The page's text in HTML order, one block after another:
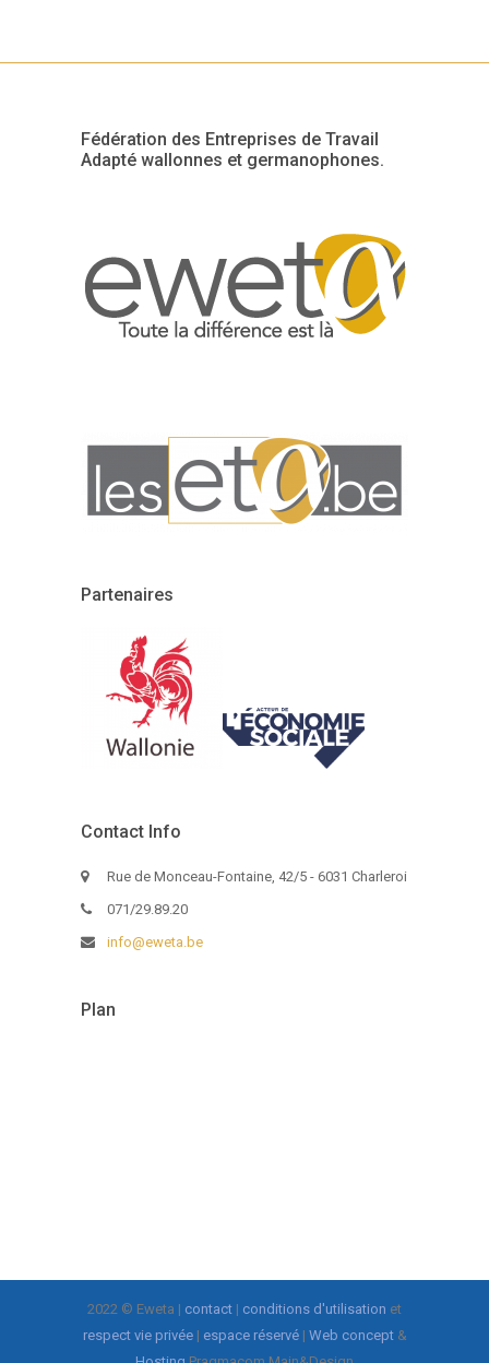
Fédération des Entreprises de Travail
Adapté wallonnes et germanophones.
Partenaires
Contact Info
Rue de Monceau-Fontaine, 42/5 - 6031 Charleroi
071/29.89.20
info@eweta.be
Plan
2022 © Eweta | contact | conditions d'utilisation et
respect vie privée| espace réservé| Web concept&